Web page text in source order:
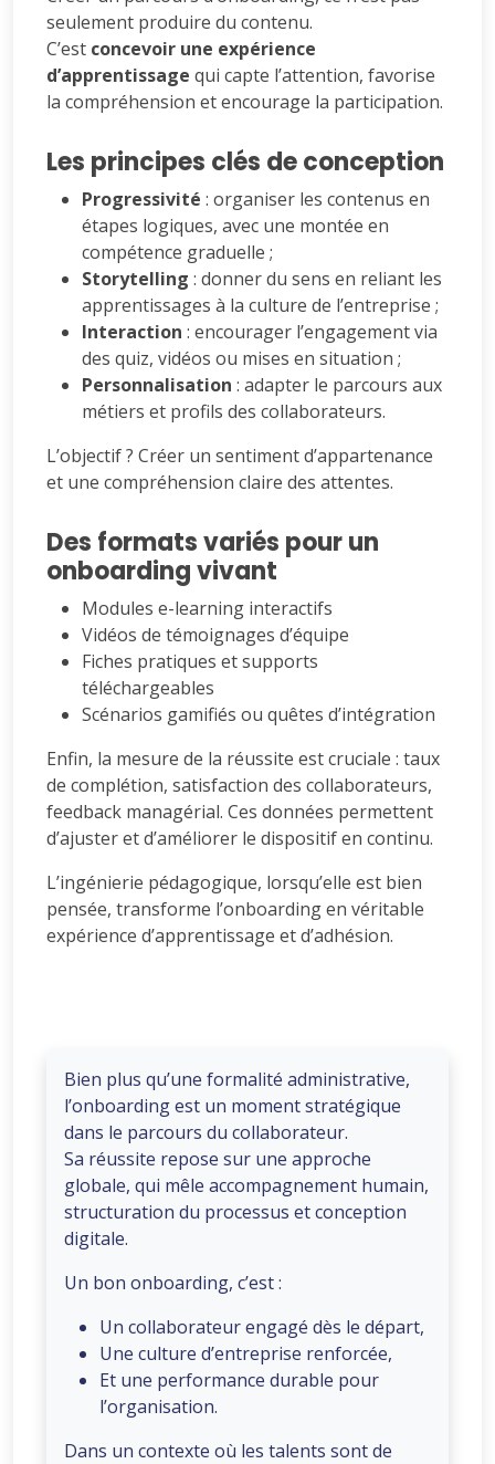
seulement produire du contenu.
C’est concevoir une expérience
d’apprentissage qui capte l’attention, favorise
la compréhension et encourage la participation.
Les principes clés de conception
Progressivité : organiser les contenus en
étapes logiques, avec une montée en
compétence graduelle ;
Storytelling : donner du sens en reliant les
apprentissages à la culture de l’entreprise ;
Interaction : encourager l’engagement via
des quiz, vidéos ou mises en situation ;
Personnalisation : adapter le parcours aux
métiers et profils des collaborateurs.
L’objectif ? Créer un sentiment d’appartenance
et une compréhension claire des attentes.
Des formats variés pour un
onboarding vivant
Modules e-learning interactifs
Vidéos de témoignages d’équipe
Fiches pratiques et supports
téléchargeables
Scénarios gamifiés ou quêtes d’intégration
Enfin, la mesure de la réussite est cruciale : taux
de complétion, satisfaction des collaborateurs,
feedback managérial. Ces données permettent
d’ajuster et d’améliorer le dispositif en continu.
L’ingénierie pédagogique, lorsqu’elle est bien
pensée, transforme l’onboarding en véritable
expérience d’apprentissage et d’adhésion.
Bien plus qu’une formalité administrative,
l’onboarding est un moment stratégique
dans le parcours du collaborateur.
Sa réussite repose sur une approche
globale, qui mêle accompagnement humain,
structuration du processus et conception
digitale.
Un bon onboarding, c’est :
Un collaborateur engagé dès le départ,
Une culture d’entreprise renforcée,
Et une performance durable pour
l’organisation.
Dans un contexte où les talents sont de